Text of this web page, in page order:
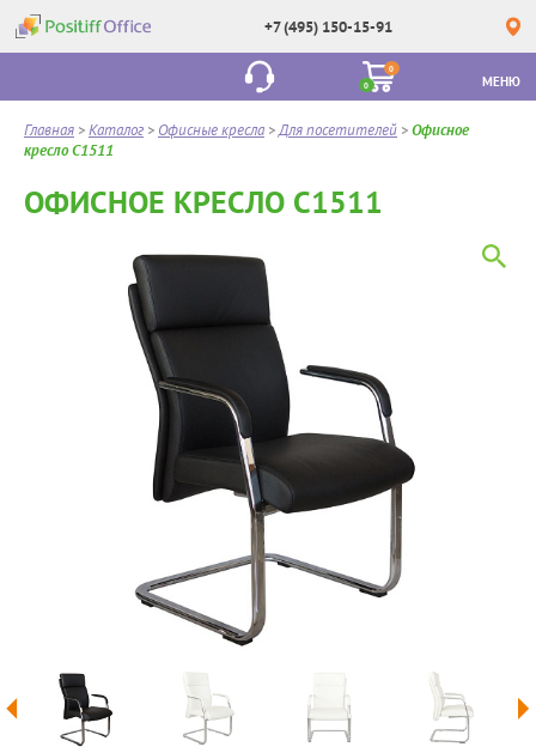
+7 (495) 150-15-91
0
0
МЕНЮ
Главная >Каталог > Офисные кресла >Для посетителей >Офисное
кресло С1511
ОФИСНОЕ КРЕСЛО С1511